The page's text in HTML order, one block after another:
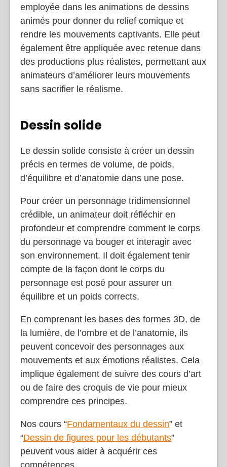
employée dans les animations de dessins
animés pour donner du relief comique et
rendre les mouvements captivants. Elle peut
également être appliquée avec retenue dans
des productions plus réalistes, permettant aux
animateurs d’améliorer leurs mouvements
sans sacrifier le réalisme.
Dessin solide
Le dessin solide consiste à créer un dessin
précis en termes de volume, de poids,
d’équilibre et d’anatomie dans une pose.
Pour créer un personnage tridimensionnel
crédible, un animateur doit réfléchir en
profondeur et comprendre comment le corps
du personnage va bouger et interagir avec
son environnement. Il doit également tenir
compte de la façon dont le corps du
personnage est posé pour assurer un
équilibre et un poids corrects.
En comprenant les bases des formes 3D, de
la lumière, de l’ombre et de l’anatomie, ils
peuvent concevoir des personnages aux
mouvements et aux émotions réalistes. Cela
implique également de suivre des cours d’art
ou de faire des croquis de vie pour mieux
comprendre ces principes.
Nos cours “Fondamentaux du dessin” et
“Dessin de figures pour les débutants”
peuvent vous aider à acquérir ces
compétences.